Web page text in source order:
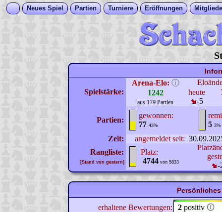
Neues Spiel Partien Turniere Eröffnungen
Spielstärke:
Arena-Elo: ⓘ
1242
aus 179 Partien
heute
-5
Partien:
gewonnen:
77 43%
5 3%
Zeit: angemeldet seit:
Rangliste:
[Stand von gestern]
Platz:
4744 von 5833
-
erhaltene Bewertungen: 2 positiv 🛈